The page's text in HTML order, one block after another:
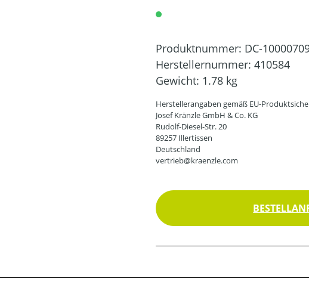
Produktnummer: DC-
Herstellernummer: 410584
Gewicht: 1.78 kg
Herstellerangaben gemäß EU-
Josef Kränzle GmbH & Co. KG
Rudolf-Diesel-Str. 20
89257 Illertissen
Deutschland
vertrieb@kraenzle.com